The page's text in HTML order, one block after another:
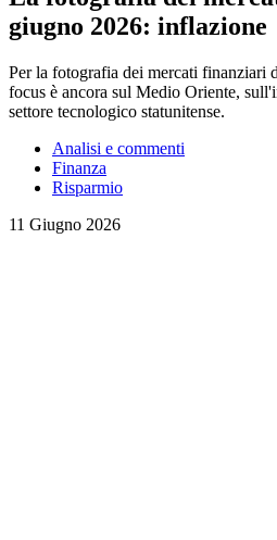
giugno 2026: inflazione
Per la fotografia dei mercati
focus è ancora sul Medio Oriente,
settore tecnologico statunitense.
Analisi e commenti
Finanza
Risparmio
11 Giugno 2026